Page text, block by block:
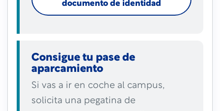
documento de identidad
Consigue tu pase de
aparcamiento
Si vas a ir en coche al campus,
solicita una pegatina de